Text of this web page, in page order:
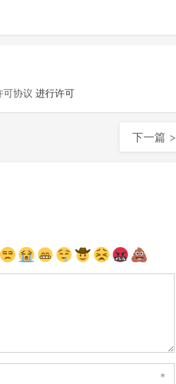
可协议 进行许可
下一篇 >
*